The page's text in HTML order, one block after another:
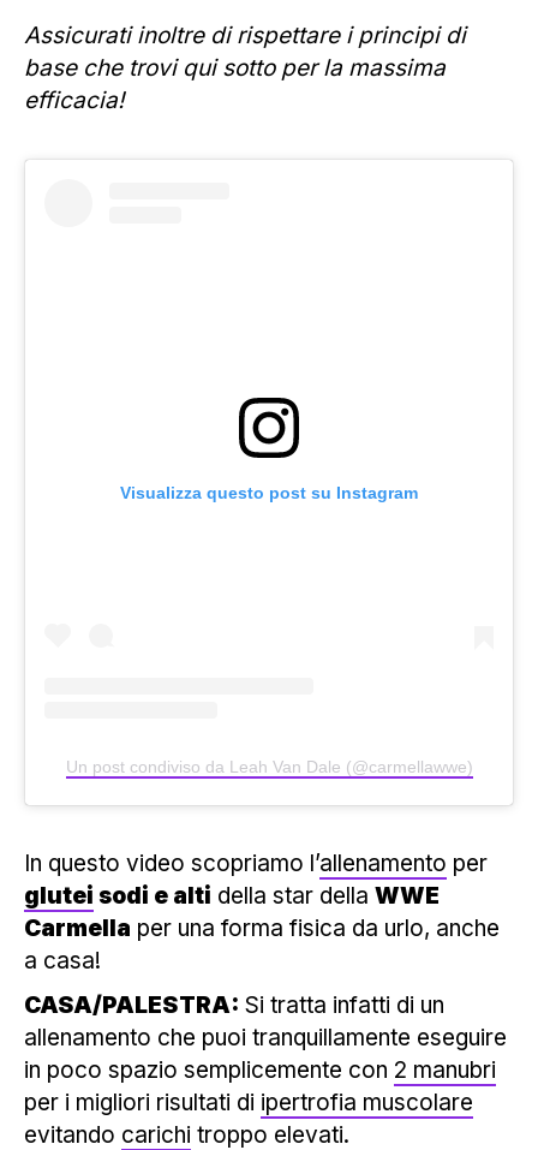
Assicurati inoltre di rispettare i principi di
base che trovi qui sotto per la massima
efficacia!
Visualizza questo post su Instagram
Un post condiviso da Leah Van Dale (@carmellawwe)
In questo video scopriamo l’allenamento per
glutei sodi e alti della star della WWE
Carmella per una forma fisica da urlo, anche
a casa!
CASA/PALESTRA: Si tratta infatti di un
allenamento che puoi tranquillamente eseguire
in poco spazio semplicemente con 2 manubri
per i migliori risultati di ipertrofia muscolare
evitando carichi troppo elevati.